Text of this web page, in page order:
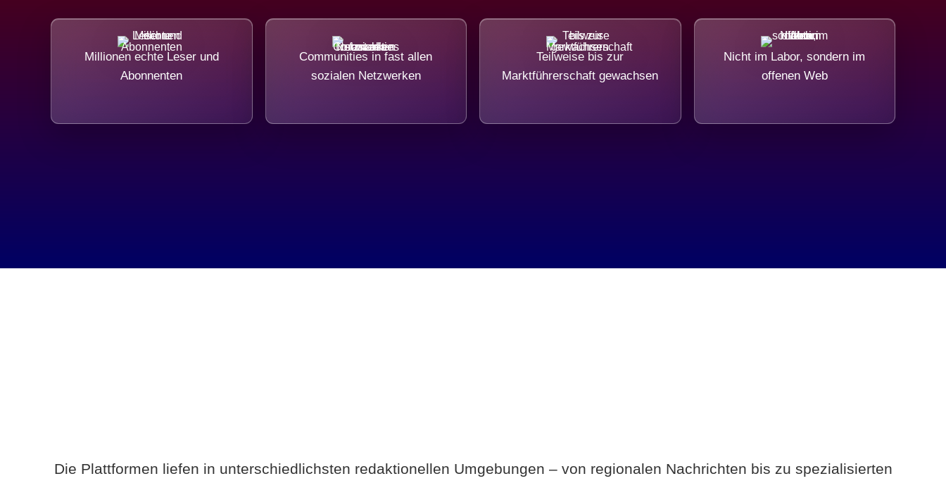
Millionen echte Leser und
Abonnenten
Communities in fast allen
sozialen Netzwerken
Teilweise bis zur
Marktführerschaft gewachsen
Nicht im Labor, sondern im
offenen Web
Die Plattformen liefen in unterschiedlichsten redaktionellen Umgebungen – von regionalen Nachrichten bis zu spezialisierten